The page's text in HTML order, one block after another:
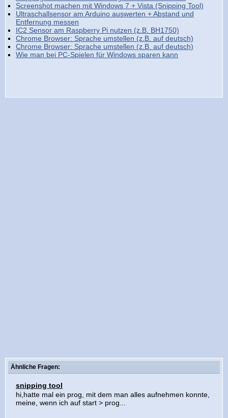
Screenshot machen mit Windows 7 + Vista (Snipping Tool)
Ultraschallsensor am Arduino auswerten + Abstand und
Entfernung messen
IC2 Sensor am Raspberry Pi nutzen (z.B. BH1750)
Chrome Browser: Sprache umstellen (z.B. auf deutsch)
Chrome Browser: Sprache umstellen (z.B. auf deutsch)
Wie man bei PC-Spielen für Windows sparen kann
Ähnliche Fragen:
snipping tool
hi,hatte mal ein prog, mit dem man alles aufnehmen konnte,
meine, wenn ich auf start > prog...